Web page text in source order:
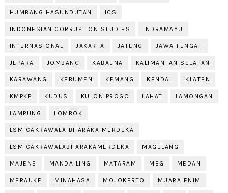
HUMBANG HASUNDUTAN ICS
INDONESIAN CORRUPTION STUDIES INDRAMAYU
INTERNASIONAL JAKARTA JATENG JAWA TENGAH
JEPARA JOMBANG KABAENA KALIMANTAN SELATAN
KARAWANG KEBUMEN KEMANG KENDAL KLATEN
KMPKP KUDUS KULON PROGO LAHAT LAMONGAN
LAMPUNG LOMBOK
LSM CAKRAWALA BHARAKA MERDEKA
LSM CAKRAWALABHARAKAMERDEKA MAGELANG
MAJENE MANDAILING MATARAM MBG MEDAN
MERAUKE MINAHASA MOJOKERTO MUARA ENIM